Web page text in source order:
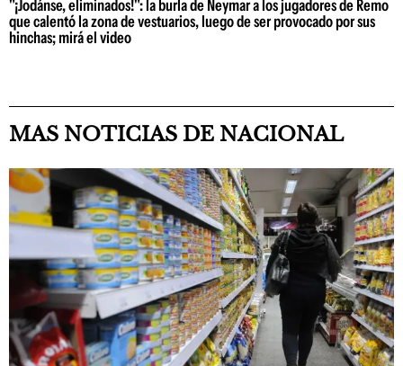
"¡Jodánse, eliminados!": la burla de Neymar a los jugadores de Remo
que calentó la zona de vestuarios, luego de ser provocado por sus
hinchas; mirá el video
MAS NOTICIAS DE NACIONAL